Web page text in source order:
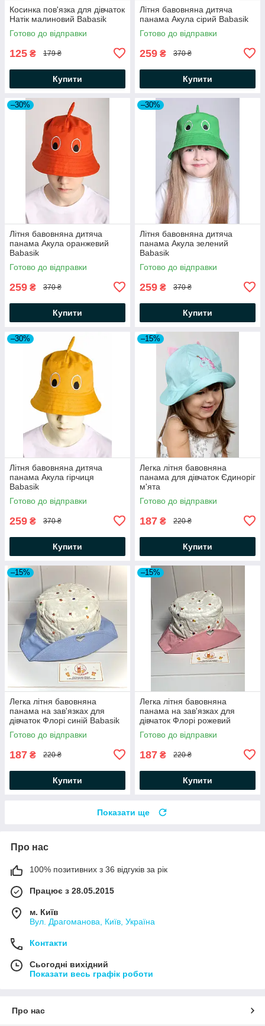
Косинка пов'язка для дівчаток
Натік малиновий Babasik
Готово до відправки
125 ₴ 179 ₴
Купити
Літня бавовняна дитяча
панама Акула сірий Babasik
Готово до відправки
259 ₴ 370 ₴
Купити
–30%
Літня бавовняна дитяча
панама Акула оранжевий
Babasik
Готово до відправки
259 ₴ 370 ₴
Купити
–30%
Літня бавовняна дитяча
панама Акула зелений
Babasik
Готово до відправки
259 ₴ 370 ₴
Купити
–30%
Літня бавовняна дитяча
панама Акула гірчиця
Babasik
Готово до відправки
259 ₴ 370 ₴
Купити
–15%
Легка літня бавовняна
панама для дівчаток Єдиноріг
м'ята
Готово до відправки
187 ₴ 220 ₴
Купити
–15%
Легка літня бавовняна
панама на зав'язках для
дівчаток Флорі синій Babasik
Готово до відправки
187 ₴ 220 ₴
Купити
–15%
Легка літня бавовняна
панама на зав'язках для
дівчаток Флорі рожевий
Babasik
Готово до відправки
187 ₴ 220 ₴
Купити
Показати ще
Про нас
100% позитивних з 36 відгуків за рік
Працює з 28.05.2015
м. Київ
Вул. Драгоманова, Київ, Україна
Контакти
Сьогодні вихідний
Показати весь графік роботи
Про нас